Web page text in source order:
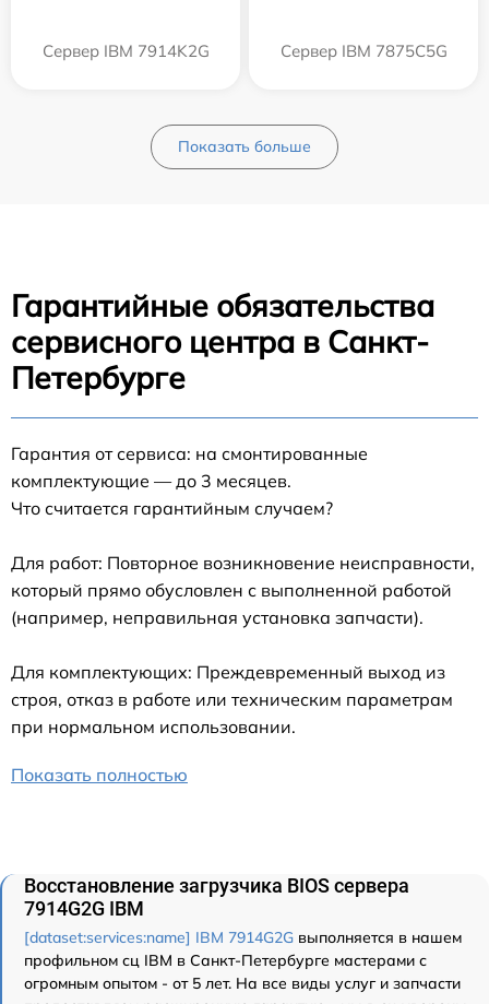
Сервер IBM 7914K2G Сервер IBM 7875C5G
Показать больше
Гарантийные обязательства
сервисного центра в Санкт-
Петербурге
Гарантия от сервиса: на смонтированные
комплектующие — до 3 месяцев.
Что считается гарантийным случаем?
Для работ: Повторное возникновение неисправности,
который прямо обусловлен с выполненной работой
(например, неправильная установка запчасти).
Для комплектующих: Преждевременный выход из
строя, отказ в работе или техническим параметрам
при нормальном использовании.
Показать полностью
Восстановление загрузчика BIOS сервера
7914G2G IBM
[dataset:services:name] IBM 7914G2G выполняется в нашем
профильном сц IBM в Санкт-Петербурге мастерами с
огромным опытом - от 5 лет. На все виды услуг и запчасти